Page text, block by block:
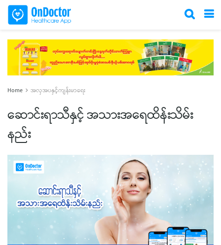
Home အလှအပနှင့်ကျန်းမာရေး
ဆောင်းရာသီနှင့် အသားအရေထိန်းသိမ်း
နည်း